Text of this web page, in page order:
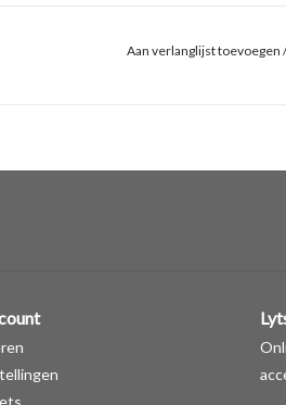
Aan verlanglijst toevoegen